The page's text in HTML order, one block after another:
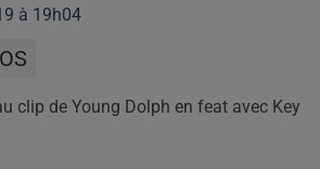
à 19h04
clip de Young Dolph en feat avec Key